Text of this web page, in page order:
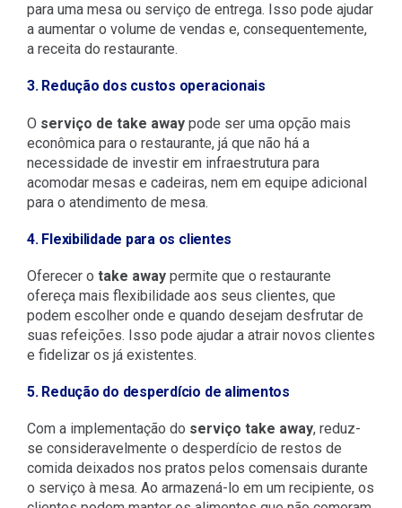
para uma mesa ou serviço de entrega. Isso pode ajudar
a aumentar o volume de vendas e, consequentemente,
a receita do restaurante.
3. Redução dos custos operacionais
O serviço de take awaypode ser uma opção mais
econômica para o restaurante, já que não há a
necessidade de investir em infraestrutura para
acomodar mesas e cadeiras, nem em equipe adicional
para o atendimento de mesa.
4. Flexibilidade para os clientes
Oferecer o take awaypermite que o restaurante
ofereça mais flexibilidade aos seus clientes, que
podem escolher onde e quando desejam desfrutar de
suas refeições. Isso pode ajudar a atrair novos clientes
e fidelizar os já existentes.
5. Redução do desperdício de alimentos
Com a implementação do serviço take away, reduz-
se consideravelmente o desperdício de restos de
comida deixados nos pratos pelos comensais durante
o serviço à mesa. Ao armazená-lo em um recipiente, os